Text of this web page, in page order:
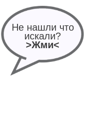
Не нашли что
искали?
>Жми<